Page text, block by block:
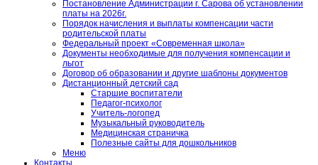
Постановление Администрации г. Сарова об установлении
платы на 2026г.
Порядок начисления и выплаты компенсации части
родительской платы
Федеральный проект «Современная школа»
Документы необходимые для получения компенсации и
льгот
Договор об образовании и другие шаблоны документов
Дистанционный детский сад
Старшие воспитатели
Педагог-психолог
Учитель-логопед
Музыкальный руководитель
Медицинская страничка
Полезные сайты для дошкольников
Меню
Контакты